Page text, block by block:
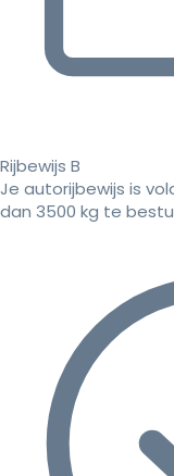
Rijbewijs B
Je autorijbewijs is
dan 3500 kg te